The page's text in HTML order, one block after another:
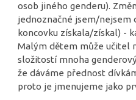
osob jiného genderu).
jednoznačné jsem/nejsem
koncovku získala/získal) -
Malým dětem může učitel
složitostí mnoha
že dáváme přednost
proto je jmenujeme jako